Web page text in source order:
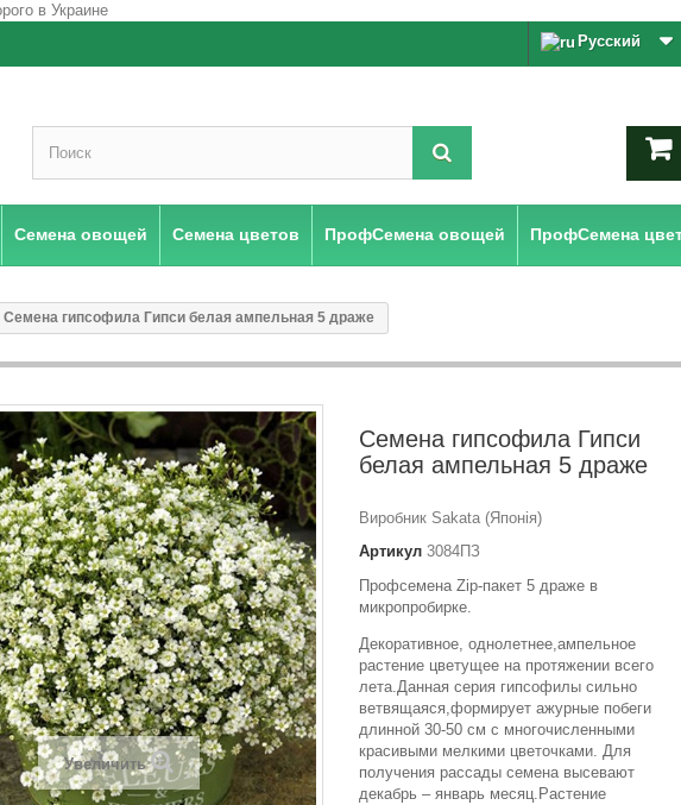
Русский
Семена овощей Семена цветов ПрофСемена овощей ПрофСемена
Семена гипсофила Гипси белая ампельная 5 драже
Увеличить
Семена гипсофила Гипси
белая ампельная 5 драже
Виробник Sakata (Японія)
Артикул 3084ПЗ
Профсемена Zip-пакет 5 драже в
микропробирке.
Декоративное, однолетнее,ампельное
растение цветущее на протяжении всего
лета.Данная серия гипсофилы сильно
ветвящаяся,формирует ажурные побеги
длинной 30-50 см с многочисленными
красивыми мелкими цветочками. Для
получения рассады семена высевают
декабрь – январь месяц.Растение